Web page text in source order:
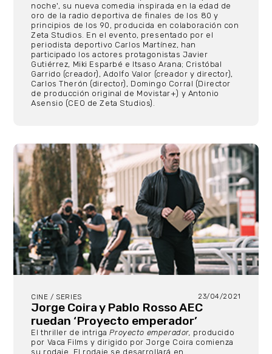
noche', su nueva comedia inspirada en la edad de
oro de la radio deportiva de finales de los 80 y
principios de los 90, producida en colaboración con
Zeta Studios. En el evento, presentado por el
periodista deportivo Carlos Martínez, han
participado los actores protagonistas Javier
Gutiérrez, Miki Esparbé e Itsaso Arana; Cristóbal
Garrido (creador), Adolfo Valor (creador y director),
Carlos Therón (director), Domingo Corral (Director
de producción original de Movistar+) y Antonio
Asensio (CEO de Zeta Studios).
CINE / SERIES 23/04/2021
Jorge Coira y Pablo Rosso AEC
ruedan ‘Proyecto emperador’
El thriller de intrigaProyecto emperador, producido
por Vaca Films y dirigido por Jorge Coira comienza
su rodaje. El rodaje se desarrollará en